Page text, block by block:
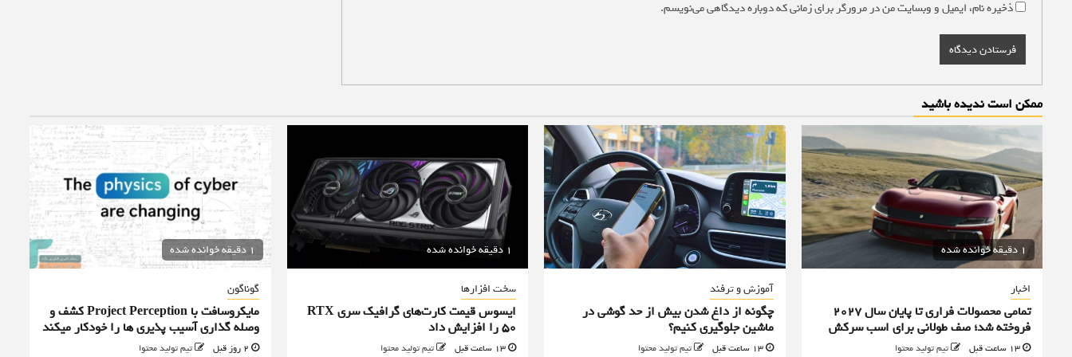
ذخیره نام، ایمیل و وبسایت من در مرورگر برای زمانی که دوباره دیدگاهی می‌نویسم.
ممکن است ندیده باشید
1 دقیقه خوانده شده
اخبار
تمامی محصولات فراری تا پایان سال ۲۰۲۷
فروخته شد؛ صف طولانی برای اسب سرکش
تیم تولید محتوا
آموزش و ترفند
چگونه از داغ شدن بیش از حد گوشی در
ماشین جلوگیری کنیم؟
13 ساعت قبل تیم تولید محتوا
1 دقیقه خوانده شده
سخت افزارها
ایسوس قیمت کارت‌های گرافیک سری RTX
50 را افزایش داد
تیم تولید محتوا
1 دقیقه خوانده شده
گوناگون
مایکروسافت با Project Perception کشف و
وصله گذاری آسیب پذیری ها را خودکار میکند
تیم تولید محتوا